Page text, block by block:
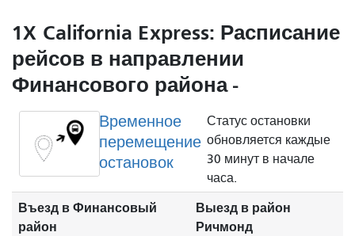
1X California Express: Расписание
рейсов в направлении
Финансового района -
Временное
перемещение
остановок
Статус остановки
обновляется каждые
30 минут в начале
часа.
Въезд в Финансовый
район
Выезд в район
Ричмонд